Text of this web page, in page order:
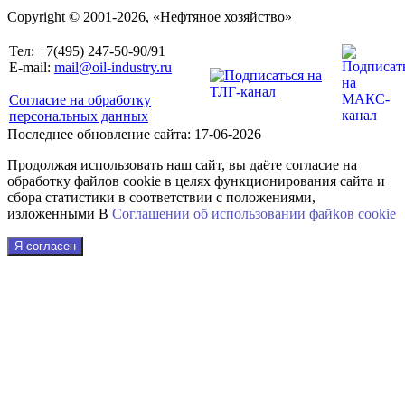
Copyright © 2001-2026, «Нефтяное хозяйство»
Тел: +7(495) 247-50-90/91
E-mail: mail@oil-industry.ru
Согласие на обработку
персональных данных
Последнее обновление сайта: 17-06-2026
Продолжая использовать наш сайт, вы даёте согласие на
обработку файлов cookie в целях функционирования сайта и
сбора статистики в соответствии с положениями,
изложенными В Соглашении об использовании файkов cookie
Я согласен